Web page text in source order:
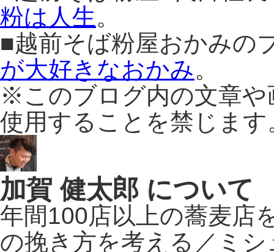
粉は人生。
■越前そば粉屋おかみの
が大好きなおかみ。
※このブログ内の文章や
使用することを禁じます
加賀 健太郎 について
年間100店以上の蕎麦店
の挽き方を考える／ミ